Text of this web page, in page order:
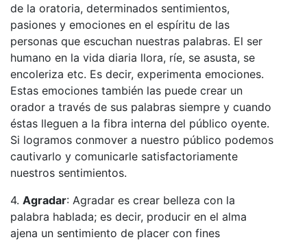
de la oratoria, determinados sentimientos,
pasiones y emociones en el espíritu de las
personas que escuchan nuestras palabras. El ser
humano en la vida diaria llora, ríe, se asusta, se
encoleriza etc. Es decir, experimenta emociones.
Estas emociones también las puede crear un
orador a través de sus palabras siempre y cuando
éstas lleguen a la fibra interna del público oyente.
Si logramos conmover a nuestro público podemos
cautivarlo y comunicarle satisfactoriamente
nuestros sentimientos.
4. Agradar: Agradar es crear belleza con la
palabra hablada; es decir, producir en el alma
ajena un sentimiento de placer con fines